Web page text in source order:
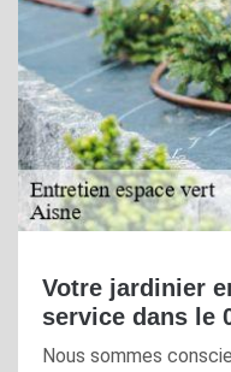
Votre jardinier
service dans le
Nous sommes